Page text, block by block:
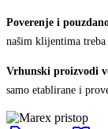
Poverenje i
našim klijentima
Vrhunski proizvodi
samo etablirane i